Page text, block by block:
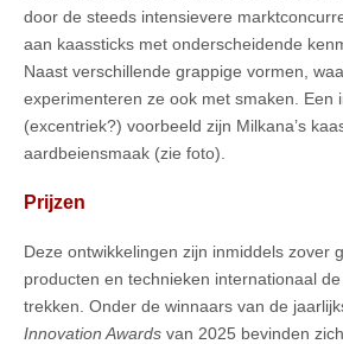
door de steeds intensievere
aan kaassticks met onderscheidende
Naast verschillende grappige vormen,
experimenteren ze ook met smaken. Een
(excentriek?) voorbeeld zijn Milkana’s
aardbeiensmaak (zie foto).
Prijzen
Deze ontwikkelingen zijn inmiddels zover
producten en technieken internationaal
trekken. Onder de winnaars van de
Innovation Awards van 2025 bevinden